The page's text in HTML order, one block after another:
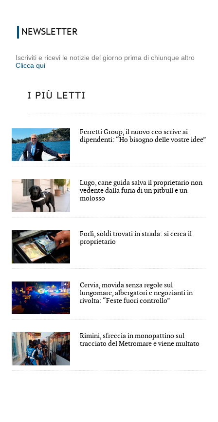
NEWSLETTER
Iscriviti e ricevi le notizie del giorno prima di chiunque altro
Clicca qui
I PIÙ LETTI
Ferretti Group, il nuovo ceo scrive ai
dipendenti: “Ho bisogno delle vostre idee”
Lugo, cane guida salva il proprietario non
vedente dalla furia di un pitbull e un
molosso
Forlì, soldi trovati in strada: si cerca il
proprietario
Cervia, movida senza regole sul
lungomare, albergatori e negozianti in
rivolta: “Feste fuori controllo”
Rimini, sfreccia in monopattino sul
tracciato del Metromare e viene multato